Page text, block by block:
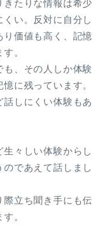
きたりな情報は希少
い。反対に自分し
り価値も高く、記憶
。
も、その人しか体験
に残っています。
しにくい体験もあ
生々しい体験からし
であえて話しまし
際立ち聞き手にも伝
。